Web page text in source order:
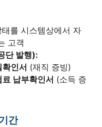
를 시스템상에서 자
고객
단 발행):
인서 (재직 증빙)
납부확인서 (소득 증
간